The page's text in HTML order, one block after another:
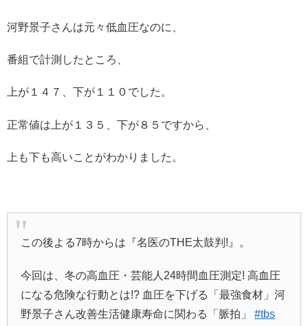
河野景子さんは元々低血圧なのに、
番組で計測したところ、
上が１４７、下が１１０でした。
正常値は上が１３５、下が８５ですから、
上も下も高いことがわかりました。
この後よる7時からは『名医のTHE太鼓判!』。
今回は、冬の高血圧・芸能人24時間血圧測定! 高血圧
になる危険な行動とは!? 血圧を下げる「最強食材」河
野景子さん改善生活健康寿命に関わる「脈拍」#tbs